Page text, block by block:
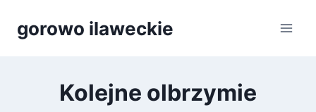
gorowo ilaweckie
Kolejne olbrzymie